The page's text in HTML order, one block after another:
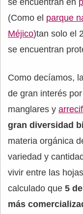
(Como el parque
Méjico)tan solo el
se encuentran
Como decíamos,
de gran interés
manglares y
gran diversidad
materia orgánica
variedad y
vivir entre las
calculado que 5
más